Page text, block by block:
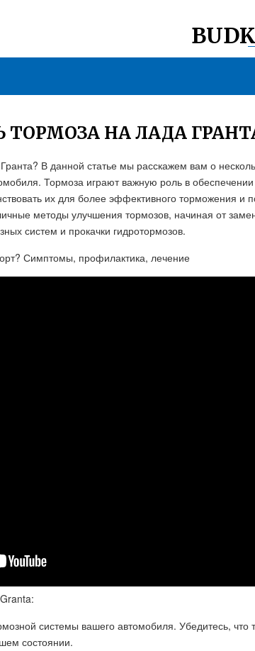
ТОРМОЗА НА ЛАДА
В данной статье мы расскажем вам о
Тормоза играют важную роль в обеспечении
их для более эффективного торможения и
методы улучшения тормозов, начиная от
систем и прокачки гидротормозов.
Симптомы, профилактика, лечение
системы вашего автомобиля. Убедитесь, что
состоянии.